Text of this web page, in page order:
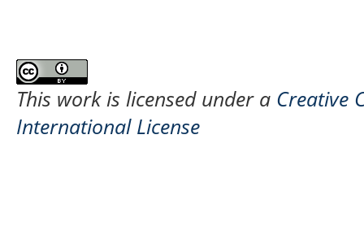
This work is licensed under a Creative
International License